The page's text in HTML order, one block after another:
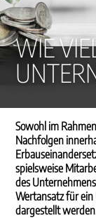
WIE
Sowohl im
Nachfolgen
spielsweise
des
Wertansatz für
dargestellt